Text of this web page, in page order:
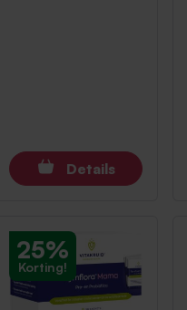
Details
25%
Korting!